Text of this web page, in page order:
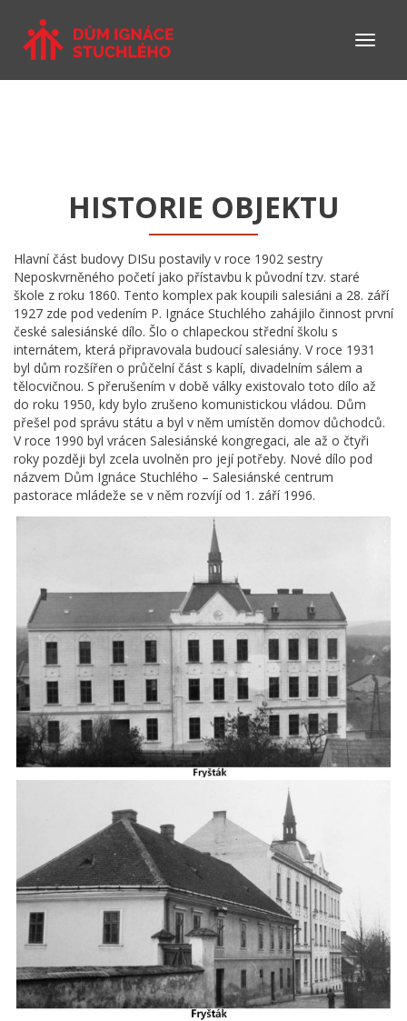
HISTORIE OBJEKTU
Hlavní část budovy DISu postavily v roce 1902 sestry
Neposkvrněného početí jako přístavbu k původní tzv. staré
škole z roku 1860. Tento komplex pak koupili salesiáni a 28. září
1927 zde pod vedením P. Ignáce Stuchlého zahájilo činnost první
české salesiánské dílo. Šlo o chlapeckou střední školu s
internátem, která připravovala budoucí salesiány. V roce 1931
byl dům rozšířen o průčelní část s kaplí, divadelním sálem a
tělocvičnou. S přerušením v době války existovalo toto dílo až
do roku 1950, kdy bylo zrušeno komunistickou vládou. Dům
přešel pod správu státu a byl v něm umístěn domov důchodců.
V roce 1990 byl vrácen Salesiánské kongregaci, ale až o čtyři
roky později byl zcela uvolněn pro její potřeby. Nové dílo pod
názvem Dům Ignáce Stuchlého – Salesiánské centrum
pastorace mládeže se v něm rozvíjí od 1. září 1996.